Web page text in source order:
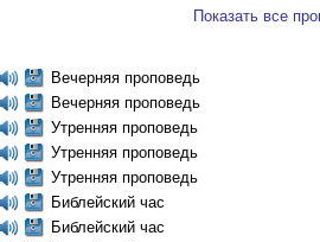
Показать все
Вечерняя проповедь
Вечерняя проповедь
Утренняя проповедь
Утренняя проповедь
Утренняя проповедь
Библейский час
Библейский час